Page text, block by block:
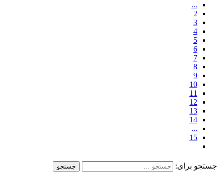
...
2
3
4
5
6
7
8
9
10
11
12
13
14
...
15
جستجو برای: